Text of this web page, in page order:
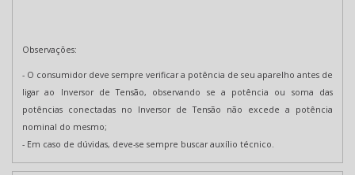
Observações:
- O consumidor deve sempre verificar a potência de seu aparelho antes de
ligar ao Inversor de Tensão, observando se a potência ou soma das
potências conectadas no Inversor de Tensão não excede a potência
nominal do mesmo;
- Em caso de dúvidas, deve-se sempre buscar auxílio técnico.